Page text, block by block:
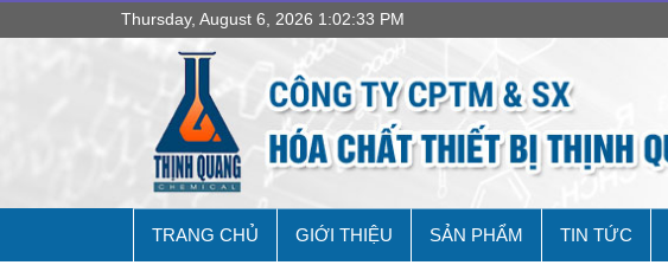
Thursday, August 6, 2026 1:02:34 PM
TRANG CHỦ GIỚI THIỆU SẢN PHẨM TIN TỨC